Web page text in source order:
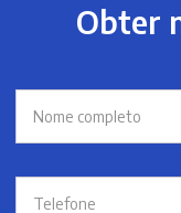
Obter